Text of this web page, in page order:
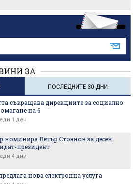
ЗА
ПОСЛЕДНИТЕ 30 ДНИ
съкращава дирекциите за социално
на 6
1 ден
номинира Петър Стоянов за десен
президент
4 дни
нова електронна услуга